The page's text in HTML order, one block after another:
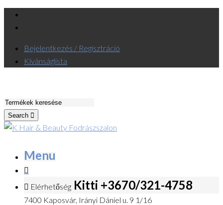
Bejelentkezés / Regisztráció
Kívánságlista
Search
Menu
Elérhetőség Kitti +3670/321-4758
7400 Kaposvár, Irányi Dániel u. 9 1/16